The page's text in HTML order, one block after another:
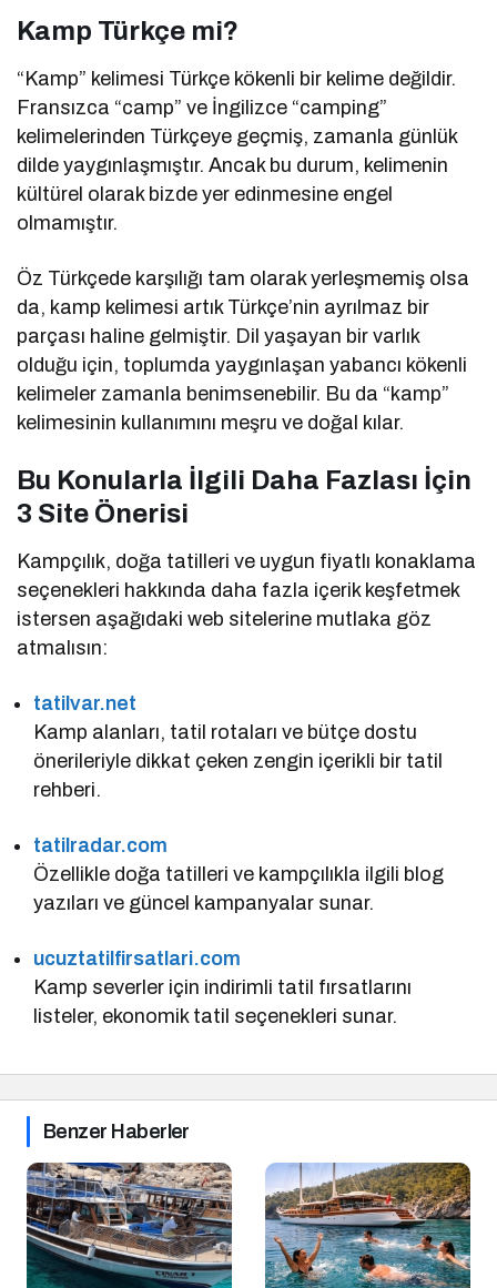
Kamp Türkçe mi?
“Kamp” kelimesi Türkçe kökenli bir kelime değildir.
Fransızca “camp” ve İngilizce “camping”
kelimelerinden Türkçeye geçmiş, zamanla günlük
dilde yaygınlaşmıştır. Ancak bu durum, kelimenin
kültürel olarak bizde yer edinmesine engel
olmamıştır.
Öz Türkçede karşılığı tam olarak yerleşmemiş olsa
da, kamp kelimesi artık Türkçe’nin ayrılmaz bir
parçası haline gelmiştir. Dil yaşayan bir varlık
olduğu için, toplumda yaygınlaşan yabancı kökenli
kelimeler zamanla benimsenebilir. Bu da “kamp”
kelimesinin kullanımını meşru ve doğal kılar.
Bu Konularla İlgili Daha Fazlası İçin
3 Site Önerisi
Kampçılık, doğa tatilleri ve uygun fiyatlı konaklama
seçenekleri hakkında daha fazla içerik keşfetmek
istersen aşağıdaki web sitelerine mutlaka göz
atmalısın:
tatilvar.net
Kamp alanları, tatil rotaları ve bütçe dostu
önerileriyle dikkat çeken zengin içerikli bir tatil
rehberi.
tatilradar.com
Özellikle doğa tatilleri ve kampçılıkla ilgili blog
yazıları ve güncel kampanyalar sunar.
ucuztatilfirsatlari.com
Kamp severler için indirimli tatil fırsatlarını
listeler, ekonomik tatil seçenekleri sunar.
Benzer Haberler